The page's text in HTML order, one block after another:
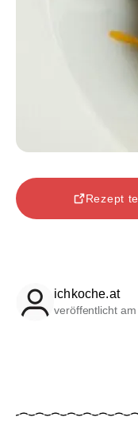
Rezept
ichkoche.at
veröffentlicht